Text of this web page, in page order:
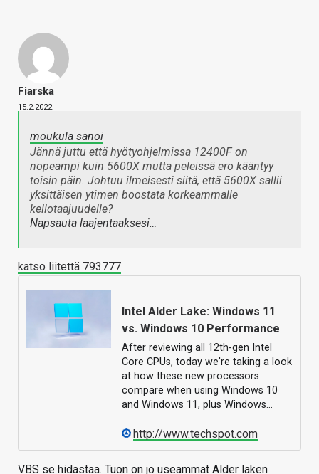
Fiarska
15.2.2022
moukula sanoi
Jännä juttu että hyötyohjelmissa 12400F on
nopeampi kuin 5600X mutta peleissä ero kääntyy
toisin päin. Johtuu ilmeisesti siitä, että 5600X sallii
yksittäisen ytimen boostata korkeammalle
kellotaajuudelle?
Napsauta laajentaaksesi…
katso liitettä 793777
Intel Alder Lake: Windows 11
vs. Windows 10 Performance
After reviewing all 12th-gen Intel
Core CPUs, today we're taking a look
at how these new processors
compare when using Windows 10
and Windows 11, plus Windows…
http://www.techspot.com
VBS se hidastaa. Tuon on jo useammat Alder laken